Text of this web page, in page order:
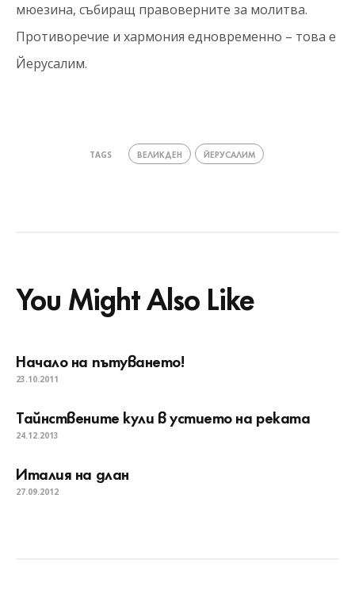
мюезина, събиращ правоверните за молитва.
Противоречие и хармония едновременно – това е
Йерусалим.
TAGS ВЕЛИКДЕН ЙЕРУСАЛИМ
You Might Also Like
Начало на пътуването!
23.10.2011
Тайнствените кули в устието на реката
24.12.2013
Италия на длан
27.09.2012